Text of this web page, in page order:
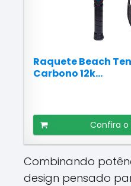
Raquete Beach
Carbono 12k...
Confira o
Combinando
design pensado